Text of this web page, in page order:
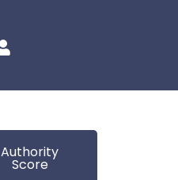
Authority
Score